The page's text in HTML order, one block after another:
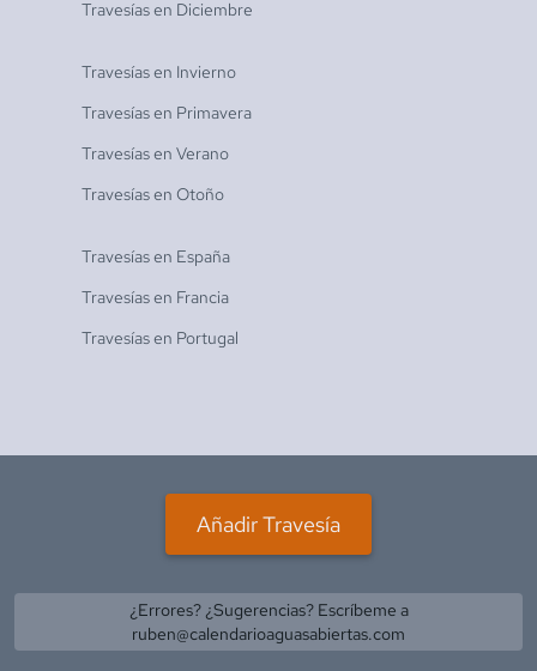
Travesías en Diciembre
Travesías en Invierno
Travesías en Primavera
Travesías en Verano
Travesías en Otoño
Travesías en España
Travesías en Francia
Travesías en Portugal
Añadir Travesía
¿Errores? ¿Sugerencias? Escríbeme a
ruben@calendarioaguasabiertas.com